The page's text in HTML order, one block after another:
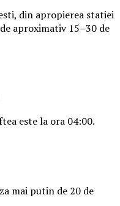
din apropierea statiei
aproximativ 15–30 de
este la ora 04:00.
mai putin de 20 de